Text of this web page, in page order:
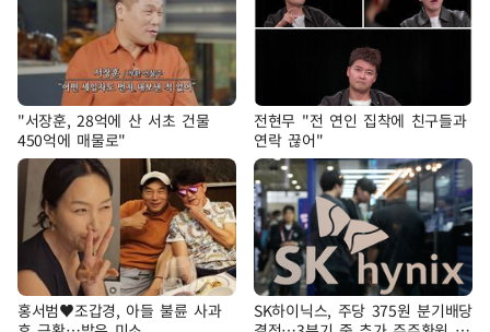
"서장훈, 28억에 산 서초 건물
450억에 매물로"
전현무 "전 연인 집착에 친구들과
연락 끊어"
홍서범♥조갑경, 아들 불륜 사과
SK하이닉스, 주당 375원 분기배당